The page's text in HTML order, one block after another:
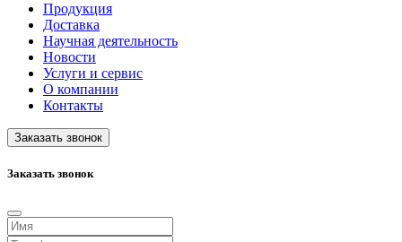
Продукция
Доставка
Научная деятельность
Новости
Услуги и сервис
О компании
Контакты
Заказать звонок
Заказать звонок